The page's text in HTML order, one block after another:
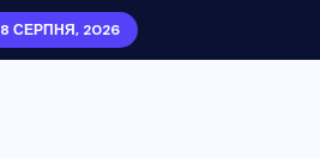
8 СЕРПНЯ, 2026